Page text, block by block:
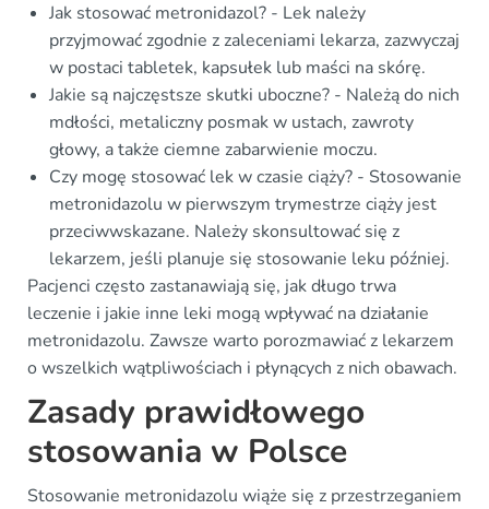
Jak stosować metronidazol? - Lek należy
przyjmować zgodnie z zaleceniami lekarza, zazwyczaj
w postaci tabletek, kapsułek lub maści na skórę.
Jakie są najczęstsze skutki uboczne? - Należą do nich
mdłości, metaliczny posmak w ustach, zawroty
głowy, a także ciemne zabarwienie moczu.
Czy mogę stosować lek w czasie ciąży? - Stosowanie
metronidazolu w pierwszym trymestrze ciąży jest
przeciwwskazane. Należy skonsultować się z
lekarzem, jeśli planuje się stosowanie leku później.
Pacjenci często zastanawiają się, jak długo trwa
leczenie i jakie inne leki mogą wpływać na działanie
metronidazolu. Zawsze warto porozmawiać z lekarzem
o wszelkich wątpliwościach i płynących z nich obawach.
Zasady prawidłowego
stosowania w Polsce
Stosowanie metronidazolu wiąże się z przestrzeganiem